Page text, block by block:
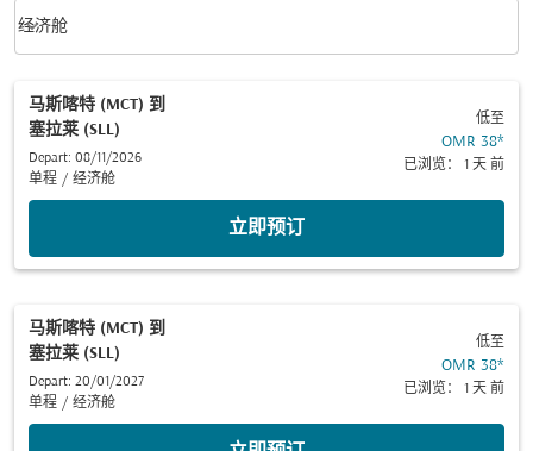
舱位等级 option 经济舱 Selected
经济舱
keyboard_arrow_down
马斯喀特 (MCT) 到
塞拉莱 (SLL)
Depart: 08/11/2026
单程 / 经济舱
低至
OMR 38*
已浏览： 1 天 前
立即预订
马斯喀特 (MCT) 到
塞拉莱 (SLL)
Depart: 20/01/2027
单程 / 经济舱
低至
OMR 38*
已浏览： 1 天 前